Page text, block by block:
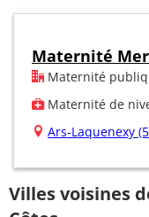
Maternité
Maternité
Maternité de
Ars-Laquenexy
Villes voisines